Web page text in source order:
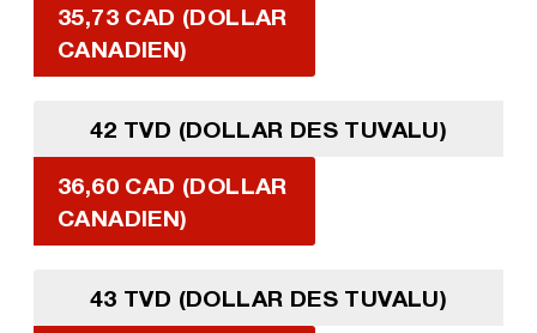
35,73 CAD (DOLLAR
CANADIEN)
42 TVD (DOLLAR DES TUVALU)
36,60 CAD (DOLLAR
CANADIEN)
43 TVD (DOLLAR DES TUVALU)